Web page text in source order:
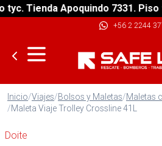
Tienda Apoquindo 7331. Piso 9.
+56 2 2244
Inicio/Viajes/Bolsos y Maletas/Maletas
/Maleta Viaje Trolley Crossline 41L
Doite